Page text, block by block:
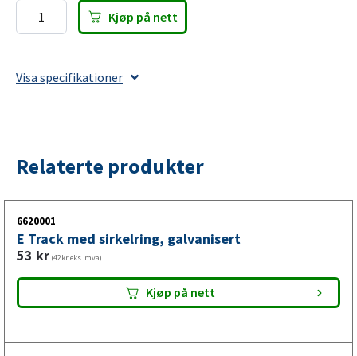
dekkmontering
bolthengere
Kjøp på nett
Visa specifikationer
Relaterte produkter
6620001
E Track med sirkelring, galvanisert
53 kr (42kr eks. mva)
Kjøp på nett